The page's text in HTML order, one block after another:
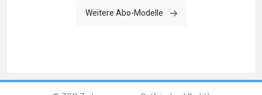
Weitere Abo-Modelle